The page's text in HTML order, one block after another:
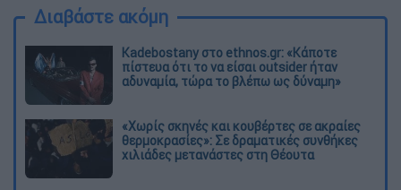
Διαβάστε ακόμη
Kadebostany στο ethnos.gr: «Κάποτε
πίστευα ότι το να είσαι outsider ήταν
αδυναμία, τώρα το βλέπω ως δύναμη»
«Χωρίς σκηνές και κουβέρτες σε ακραίες
θερμοκρασίες»: Σε δραματικές συνθήκες
χιλιάδες μετανάστες στη Θέουτα